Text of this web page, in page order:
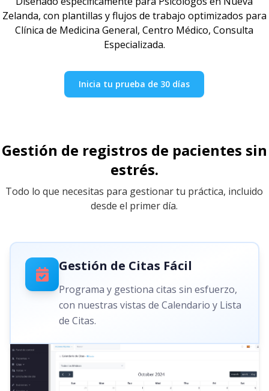
Zelanda, con plantillas y flujos de trabajo optimizados para
Clínica de Medicina General, Centro Médico, Consulta
Especializada.
Inicia tu prueba de 30 días
Gestión de registros de pacientes sin
estrés.
Todo lo que necesitas para gestionar tu práctica, incluido
desde el primer día.
Gestión de Citas Fácil
Programa y gestiona citas sin esfuerzo,
con nuestras vistas de Calendario y Lista
de Citas.